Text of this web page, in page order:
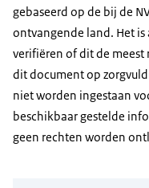
gebaseerd op de bij de
ontvangende land. Het
verifiëren of dit de meest
dit document op
niet worden ingestaan
beschikbaar gestelde
geen rechten worden